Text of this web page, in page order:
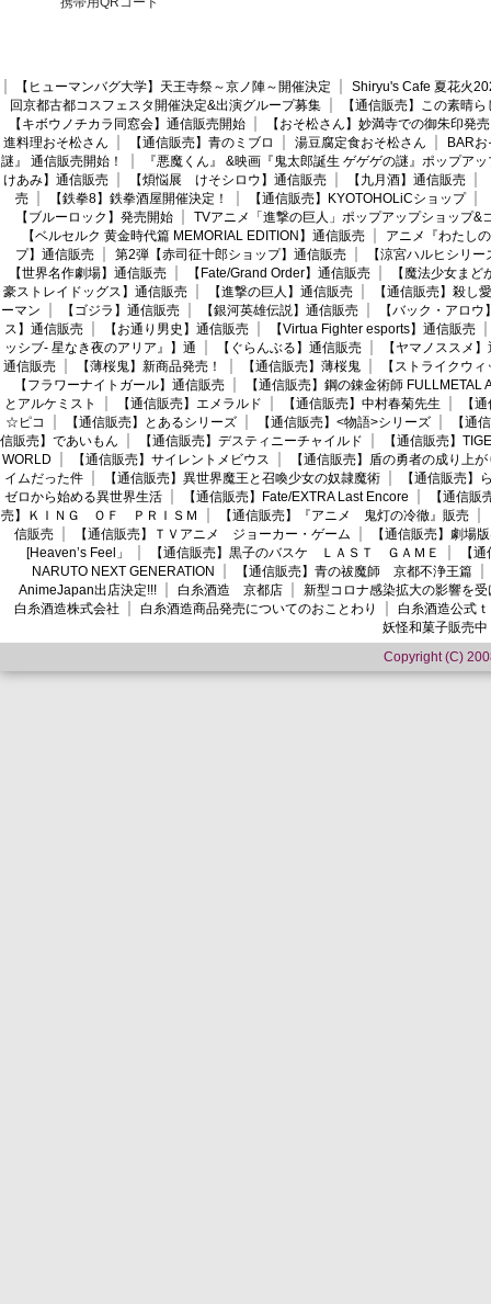
【ヒューマンバグ大学】天王寺祭～京ノ陣～開催決定
Shiryu's Cafe 夏花火
回京都古都コスフェスタ開催決定&出演グループ募集
【通信販売】この素晴
【キボウノチカラ同窓会】通信販売開始
【おそ松さん】妙満寺での御朱印発売
進料理おそ松さん
【通信販売】青のミブロ 湯豆腐定食おそ松さん
BAR
謎』 通信販売開始！
『悪魔くん』 &映画『鬼太郎誕生 ゲゲゲの謎』ポップア
けあみ】通信販売
【煩悩展 けそシロウ】通信販売 【九月酒】通信販売
売
【鉄拳8】鉄拳酒屋開催決定！ 【通信販売】KYOTOHOLiCショップ
【ブルーロック】発売開始
TVアニメ「進撃の巨人」ポップアップショップ&
【ベルセルク 黄金時代篇 MEMORIAL EDITION】通信販売
アニメ『わたし
プ】通信販売
第2弾【赤司征十郎ショップ】通信販売
【涼宮ハルヒシリ
【世界名作劇場】通信販売
【Fate/Grand Order】通信販売
【魔法少女ま
豪ストレイドッグス】通信販売
【進撃の巨人】通信販売
【通信販売】殺し愛
ーマン
【ゴジラ】通信販売 【銀河英雄伝説】通信販売
【バック・アロウ
ス】通信販売
【お通り男史】通信販売
【Virtua Fighter esports】通信販売
ッシブ- 星なき夜のアリア』】通
【ぐらんぶる】通信販売
【ヤマノススメ
通信販売
【薄桜鬼】新商品発売！ 【通信販売】薄桜鬼
【ストライクウ
【フラワーナイトガール】通信販売
【通信販売】鋼の錬金術師 FULLMETAL
とアルケミスト
【通信販売】エメラルド 【通信販売】中村春菊先生
【
☆ピコ
【通信販売】とあるシリーズ 【通信販売】<物語>シリーズ
【通
信販売】であいもん
【通信販売】デスティニーチャイルド
【通信販売】
WORLD
【通信販売】サイレントメビウス
【通信販売】盾の勇者の成り上が
イムだった件
【通信販売】異世界魔王と召喚少女の奴隷魔術
【通信販売】
ゼロから始める異世界生活
【通信販売】Fate/EXTRA Last Encore
【通信
売】ＫＩＮＧ ＯＦ ＰＲＩＳＭ
【通信販売】『アニメ 鬼灯の冷徹』販売
信販売
【通信販売】ＴＶアニメ ジョーカー・ゲーム
【通信販売】劇場
[Heaven’s Feel」
【通信販売】黒子のバスケ ＬＡＳＴ ＧＡＭＥ
【
NARUTO NEXT GENERATION
【通信販売】青の祓魔師 京都不浄王篇
AnimeJapan出店決定!!!
白糸酒造 京都店
新型コロナ感染拡大の影響を
白糸酒造株式会社
白糸酒造商品発売についてのおことわり
白糸酒造公式
妖怪和菓子販売中
Copyright (C)